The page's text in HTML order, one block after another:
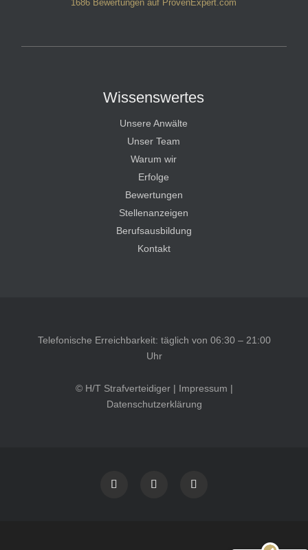
1686 Bewertungen auf ProvenExpert.com
Wissenswertes
Unsere Anwälte
Unser Team
Warum wir
Erfolge
Bewertungen
Stellenanzeigen
Berufsausbildung
Kontakt
Telefonische Erreichbarkeit: täglich von 06:30 – 21:00
Uhr
© H/T Strafverteidiger | Impressum |
Datenschutzerklärung